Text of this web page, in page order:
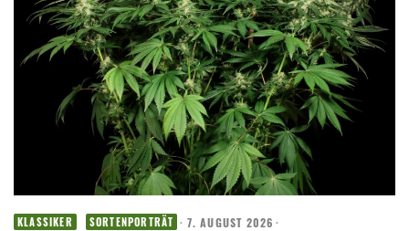
KLASSIKER SORTENPORTRÄT · 7. AUGUST 2026 ·